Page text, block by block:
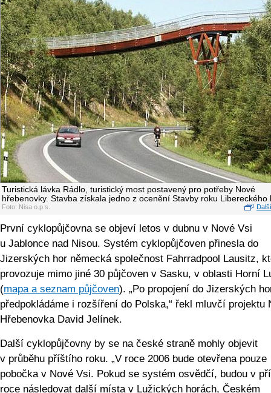
Turistická lávka Rádlo, turistický most postavený pro potřeby Nové
hřebenovky. Stavba získala jedno z ocenění Stavby roku Libereckého
Foto: Nisa o.p.s.
První cyklopůjčovna se objeví letos v dubnu v Nové Vsi
u Jablonce nad Nisou. Systém cyklopůjčoven přinesla do
Jizerských hor německá společnost Fahrradpool Lausitz,
provozuje mimo jiné 30 půjčoven v Sasku, v oblasti Horní
(mapa a seznam půjčoven). „Po propojení do Jizerských
předpokládáme i rozšíření do Polska,“ řekl mluvčí projektu
Hřebenovka David Jelínek.
Další cyklopůjčovny by se na české straně mohly objevit
v průběhu příštího roku. „V roce 2006 bude otevřena pouze
pobočka v Nové Vsi. Pokud se systém osvědčí, budou v
roce následovat další místa v Lužických horách, Českém